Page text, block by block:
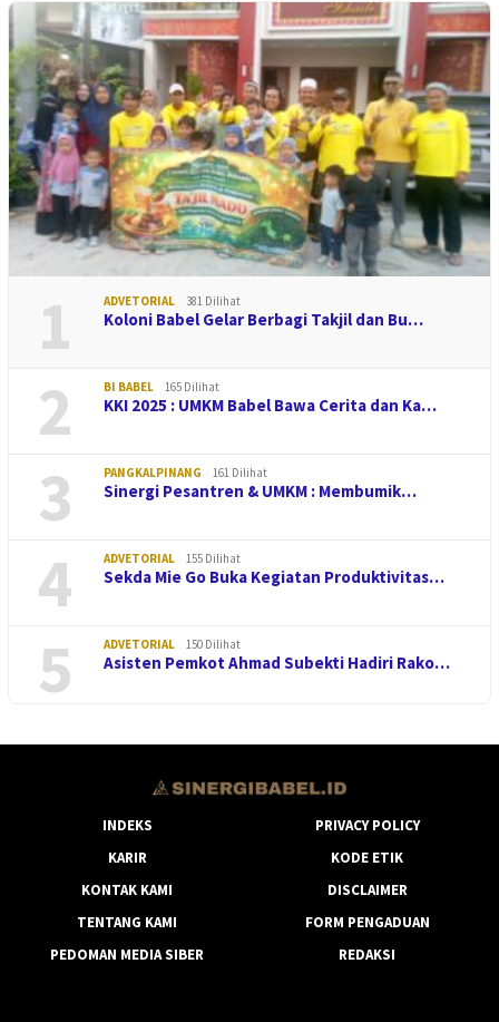
1 ADVETORIAL 381 Dilihat
Koloni Babel Gelar Berbagi Takjil dan Bu…
2 BI BABEL 165 Dilihat
KKI 2025 : UMKM Babel Bawa Cerita dan Ka…
3 PANGKALPINANG 161 Dilihat
Sinergi Pesantren & UMKM : Membumik…
4 ADVETORIAL 155 Dilihat
Sekda Mie Go Buka Kegiatan Produktivitas…
5 ADVETORIAL 150 Dilihat
Asisten Pemkot Ahmad Subekti Hadiri Rako…
INDEKS
PRIVACY POLICY
KARIR
KODE ETIK
KONTAK KAMI
DISCLAIMER
TENTANG KAMI
FORM PENGADUAN
PEDOMAN MEDIA SIBER
REDAKSI